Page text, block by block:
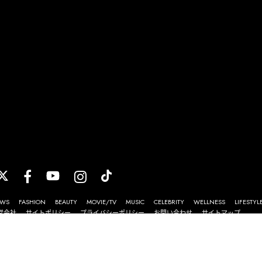
FASHION BEAUTY MOVIE/TV MUSIC CELEBRITY WELLNESS
会社
サイトポリシー プライバシーポリシー お問い合わせ サイトマップ